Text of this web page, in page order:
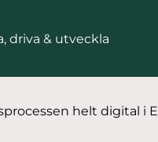
driva & utveckla
helt digital i